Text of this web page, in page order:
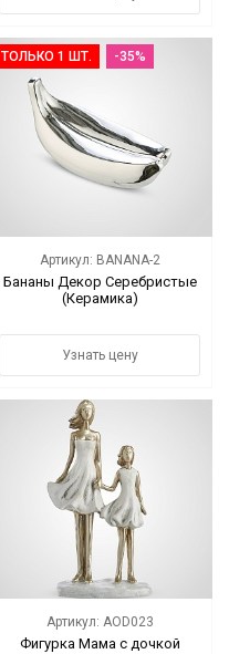
ТОЛЬКО 1 ШТ. -35%
Артикул: BANANA-2
Бананы Декор Серебристые
(Керамика)
Узнать цену
Артикул: AOD023
Фигурка Мама с дочкой